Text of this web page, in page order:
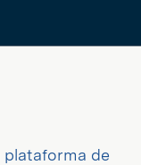
plataforma de